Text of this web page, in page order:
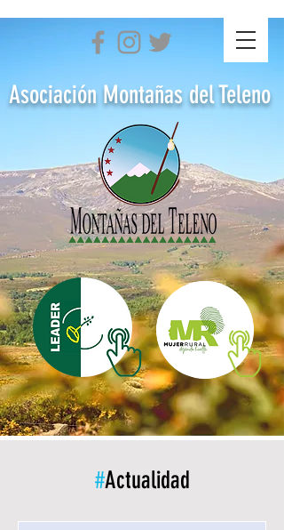
Asociación Montañas del Teleno
Asociación Montañas del Teleno
#Actualidad